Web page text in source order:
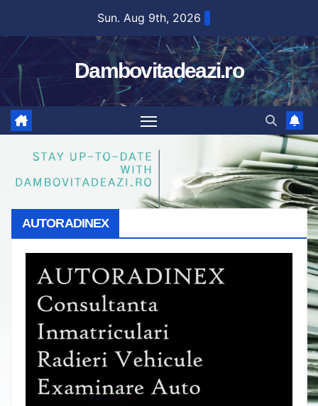
content
Sun. Aug 9th, 2026
Dambovitadeazi.ro
AUTORADINEX